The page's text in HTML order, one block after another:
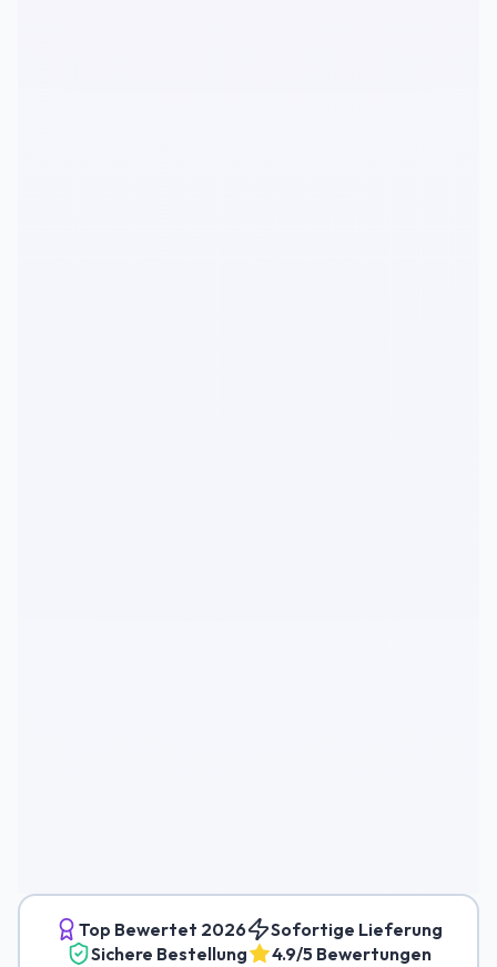
Top Bewertet 2026
Sofortige Lieferung
Sichere Bestellung
4.9/5 Bewertungen